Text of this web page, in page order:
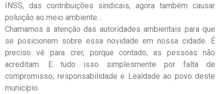
INSS, das contribuições sindicais, agora também causar
poluição ao meio ambiente…
Chamamos à atenção das autoridades ambientais para que
se posicionem sobre essa novidade em nossa cidade. É
preciso vê para crer, porque contado, as pessoas não
acreditam. E tudo isso simplesmente por falta de
compromisso, responsabilidade e Lealdade ao povo deste
município.